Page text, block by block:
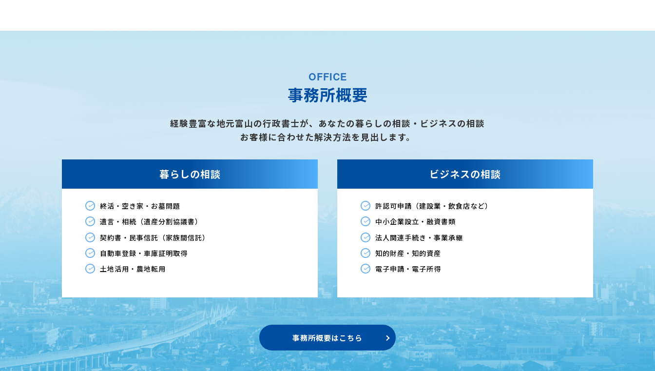
OFFICE
事務所概要
経験豊富な地元富山の行政書士が、あなたの暮らしの相談・ビジネスの相談
お客様に合わせた解決方法を見出します。
暮らしの相談
終活・空き家・お墓問題
遺言・相続（遺産分割協議書）
契約書・民事信託（家族間信託）
自動車登録・車庫証明取得
土地活用・農地転用
ビジネスの相談
許認可申請（建設業・飲食店など）
中小企業設立・融資書類
法人関連手続き・事業承継
知的財産・知的資産
電子申請・電子所得
事務所概要はこちら